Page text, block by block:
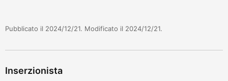
Pubblicato il 2024/12/21. Modificato il 2024/12/21.
Inserzionista